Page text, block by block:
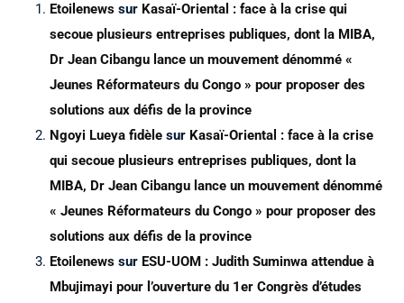
Etoilenews sur Kasaï-Oriental : face à la crise qui
secoue plusieurs entreprises publiques, dont la MIBA,
Dr Jean Cibangu lance un mouvement dénommé «
Jeunes Réformateurs du Congo » pour proposer des
solutions aux défis de la province
Ngoyi Lueya fidèle sur Kasaï-Oriental : face à la crise
qui secoue plusieurs entreprises publiques, dont la
MIBA, Dr Jean Cibangu lance un mouvement dénommé
« Jeunes Réformateurs du Congo » pour proposer des
solutions aux défis de la province
Etoilenews sur ESU-UOM : Judith Suminwa attendue à
Mbujimayi pour l’ouverture du 1er Congrès d’études